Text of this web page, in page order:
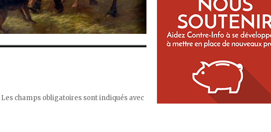
Les champs obligatoires sont indiqués avec